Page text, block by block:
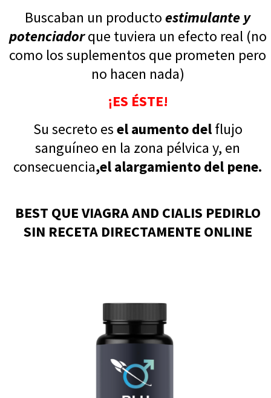
Buscaban un productoestimulante y
potenciadorque tuviera un efecto real (no
como los suplementos que prometen pero
no hacen nada)
¡ES ÉSTE!
Su secreto esel aumento delflujo
sanguíneo en la zona pélvica y, en
consecuencia,el alargamiento del pene.
BEST QUE VIAGRA AND CIALIS PEDIRLO
SIN RECETA DIRECTAMENTE ONLINE